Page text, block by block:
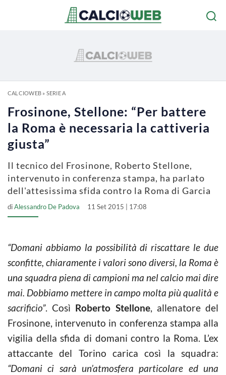
CALCIOWEB» SERIE A
Frosinone, Stellone: “Per battere
la Roma è necessaria la cattiveria
giusta”
Il tecnico del Frosinone, Roberto Stellone,
intervenuto in conferenza stampa, ha parlato
dell'attesissima sfida contro la Roma di Garcia
diAlessandro De Padova 11 Set 2015 | 17:08
“Domani abbiamo la possibilità di riscattare le due
sconfitte, chiaramente i valori sono diversi, la Roma è
una squadra piena di campioni ma nel calcio mai dire
mai. Dobbiamo mettere in campo molta più qualità e
sacrificio”. Così Roberto Stellone, allenatore del
Frosinone, intervenuto in conferenza stampa alla
vigilia della sfida di domani contro la Roma. L’ex
attaccante del Torino carica così la squadra:
“Domani ci sarà un’atmosfera particolare ed una